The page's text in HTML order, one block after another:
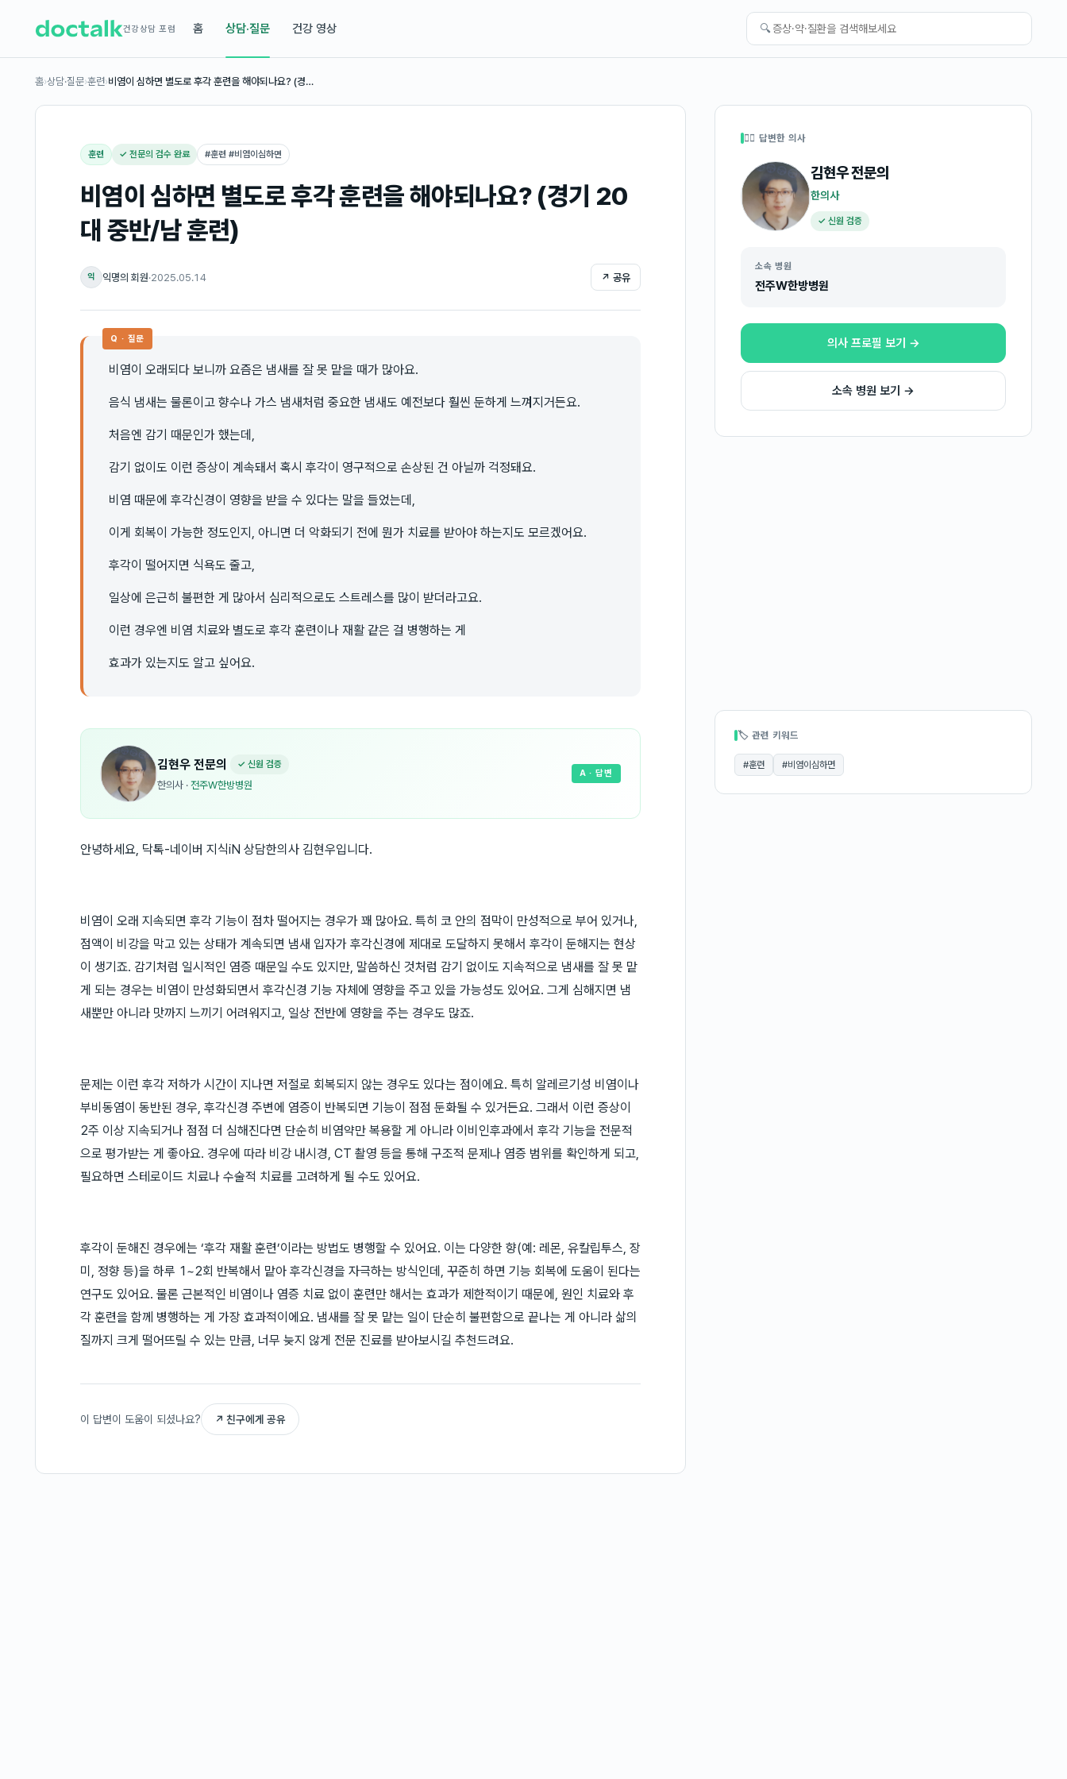
건강상담 포럼 홈 상담·질문 건강 영상 🔍
홈›상담·질문›훈련›비염이 심하면 별도로 후각 훈련을 해야되나요? (경…
훈련 ✓ 전문의 검수 완료 #훈련 #비염이심하면
비염이 심하면 별도로 후각 훈련을 해야되나요? (경기 20
대 중반/남 훈련)
익 익명의 회원·2025.05.14 ↗ 공유
Q · 질문
비염이 오래되다 보니까 요즘은 냄새를 잘 못 맡을 때가 많아요.
음식 냄새는 물론이고 향수나 가스 냄새처럼 중요한 냄새도 예전보다 훨씬 둔하게 느껴지거든요.
처음엔 감기 때문인가 했는데,
감기 없이도 이런 증상이 계속돼서 혹시 후각이 영구적으로 손상된 건 아닐까 걱정돼요.
비염 때문에 후각신경이 영향을 받을 수 있다는 말을 들었는데,
이게 회복이 가능한 정도인지, 아니면 더 악화되기 전에 뭔가 치료를 받아야 하는지도 모르겠어요.
후각이 떨어지면 식욕도 줄고,
일상에 은근히 불편한 게 많아서 심리적으로도 스트레스를 많이 받더라고요.
이런 경우엔 비염 치료와 별도로 후각 훈련이나 재활 같은 걸 병행하는 게
효과가 있는지도 알고 싶어요.
김현우 전문의 ✓ 신원 검증
한의사 · 전주W한방병원
A · 답변
안녕하세요, 닥톡-네이버 지식iN 상담한의사 김현우입니다.
비염이 오래 지속되면 후각 기능이 점차 떨어지는 경우가 꽤 많아요. 특히 코 안의 점막이 만성적으로 부어 있거나,
점액이 비강을 막고 있는 상태가 계속되면 냄새 입자가 후각신경에 제대로 도달하지 못해서 후각이 둔해지는 현상
이 생기죠. 감기처럼 일시적인 염증 때문일 수도 있지만, 말씀하신 것처럼 감기 없이도 지속적으로 냄새를 잘 못 맡
게 되는 경우는 비염이 만성화되면서 후각신경 기능 자체에 영향을 주고 있을 가능성도 있어요. 그게 심해지면 냄
새뿐만 아니라 맛까지 느끼기 어려워지고, 일상 전반에 영향을 주는 경우도 많죠.
문제는 이런 후각 저하가 시간이 지나면 저절로 회복되지 않는 경우도 있다는 점이에요. 특히 알레르기성 비염이나
부비동염이 동반된 경우, 후각신경 주변에 염증이 반복되면 기능이 점점 둔화될 수 있거든요. 그래서 이런 증상이
2주 이상 지속되거나 점점 더 심해진다면 단순히 비염약만 복용할 게 아니라 이비인후과에서 후각 기능을 전문적
으로 평가받는 게 좋아요. 경우에 따라 비강 내시경, CT 촬영 등을 통해 구조적 문제나 염증 범위를 확인하게 되고,
필요하면 스테로이드 치료나 수술적 치료를 고려하게 될 수도 있어요.
후각이 둔해진 경우에는 ‘후각 재활 훈련’이라는 방법도 병행할 수 있어요. 이는 다양한 향(예: 레몬, 유칼립투스, 장
미, 정향 등)을 하루 1~2회 반복해서 맡아 후각신경을 자극하는 방식인데, 꾸준히 하면 기능 회복에 도움이 된다는
연구도 있어요. 물론 근본적인 비염이나 염증 치료 없이 훈련만 해서는 효과가 제한적이기 때문에, 원인 치료와 후
각 훈련을 함께 병행하는 게 가장 효과적이에요. 냄새를 잘 못 맡는 일이 단순히 불편함으로 끝나는 게 아니라 삶의
질까지 크게 떨어뜨릴 수 있는 만큼, 너무 늦지 않게 전문 진료를 받아보시길 추천드려요.
이 답변이 도움이 되셨나요? ↗ 친구에게 공유
👩‍⚕️ 답변한 의사
김현우전문의
한의사
✓ 신원 검증
소속 병원
전주W한방병원
의사 프로필 보기 →
소속 병원 보기 →
🏷 관련 키워드
#훈련 #비염이심하면